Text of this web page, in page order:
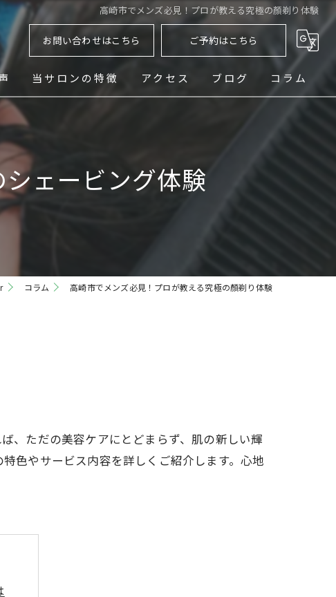
高崎市でメンズ必見！プロが教える究極の顏剃り体験
お問い合わせはこちら ご予約はこちら
当サロンの特徴
メンズ
アクセス ブログ コラム
ェービング体験
コラム 高崎市でメンズ必見！プロが教える究極の顏剃り体験
、ただの美容ケアにとどまらず、肌の新しい輝
色やサービス内容を詳しくご紹介します。心地